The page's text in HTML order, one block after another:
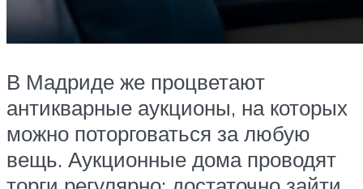
В Мадриде же процветают
антикварные аукционы, на которых
можно поторговаться за любую
вещь. Аукционные дома проводят